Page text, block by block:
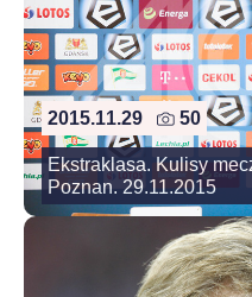
2015.11.29 50
Ekstraklasa. Kulisy
Poznan. 29.11.2015